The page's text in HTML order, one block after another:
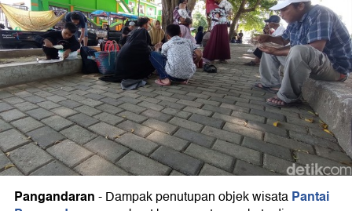
Pangandaran-Dampak penutupan objek wisataPantai